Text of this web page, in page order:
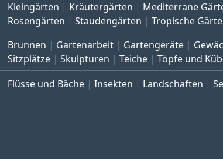
Kleingärten
Kräutergärten Mediterrane
Rosengärten
Staudengärten Tropische
Brunnen Gartenarbeit Gartengeräte
Sitzplätze
Skulpturen Teiche Töpfe und
Flüsse und Bäche Insekten Landschaften